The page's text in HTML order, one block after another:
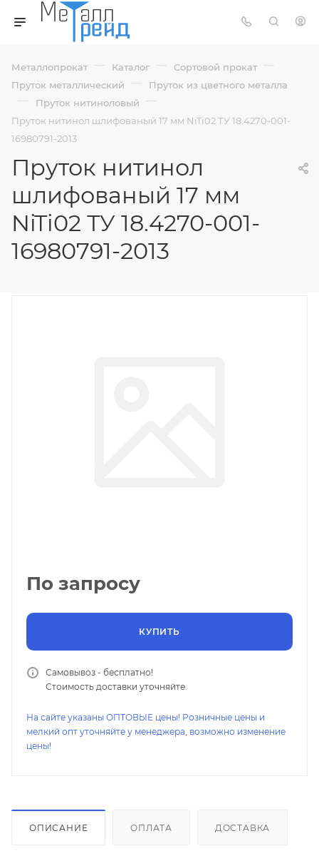
Металлопрокат — Каталог — Сортовой прокат —
Пруток металлический — Пруток из цветного металла
— Пруток нитиноловый —
Пруток нитинол шлифованый 17 мм NiTi02 ТУ 18.4270-001-
16980791-2013
Пруток нитинол
шлифованый 17 мм
NiTi02 ТУ 18.4270-001-
16980791-2013
По запросу
КУПИТЬ
Самовывоз - бесплатно!
Стоимость доставки уточняйте.
На сайте указаны ОПТОВЫЕ цены! Розничные цены и
мелкий опт уточняйте у менеджера, возможно изменение
цены!
ОПИСАНИЕ ОПЛАТА ДОСТАВКА